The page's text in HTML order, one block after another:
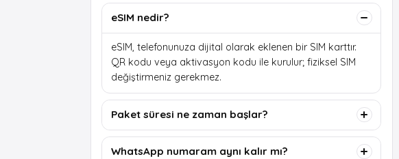
eSIM nedir?
eSIM, telefonunuza dijital olarak eklenen bir SIM karttır.
QR kodu veya aktivasyon kodu ile kurulur; fiziksel SIM
değiştirmeniz gerekmez.
Paket süresi ne zaman başlar?
WhatsApp numaram aynı kalır mı?